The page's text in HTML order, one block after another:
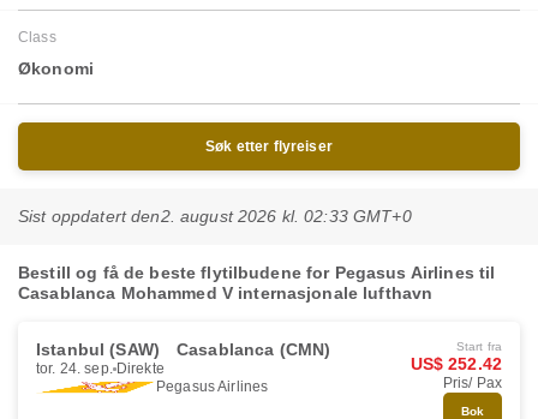
Class
Økonomi
Søk etter flyreiser
Sist oppdatert den2. august 2026 kl. 02:33 GMT+0
Bestill og få de beste flytilbudene for Pegasus Airlines til
Casablanca Mohammed V internasjonale lufthavn
Istanbul (SAW) Casablanca (CMN)
tor. 24. sep. Direkte
Pegasus Airlines
Start fra
US$ 252.42
Pris/ Pax
Bok